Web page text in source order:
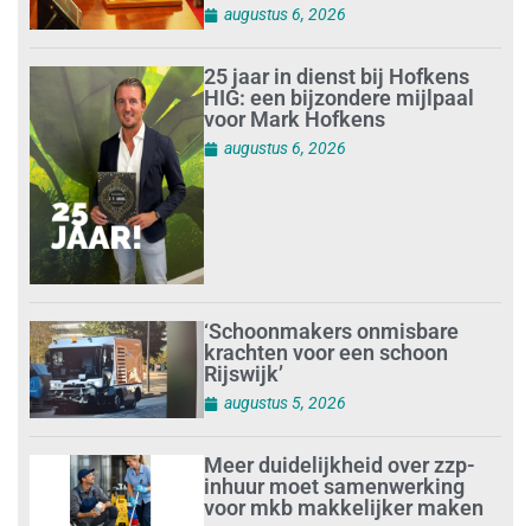
augustus 6, 2026
25 jaar in dienst bij Hofkens
HIG: een bijzondere mijlpaal
voor Mark Hofkens
augustus 6, 2026
‘Schoonmakers onmisbare
krachten voor een schoon
Rijswijk’
augustus 5, 2026
Meer duidelijkheid over zzp-
inhuur moet samenwerking
voor mkb makkelijker maken